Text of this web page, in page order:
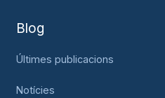
Blog
Últimes publicacions
Notícies